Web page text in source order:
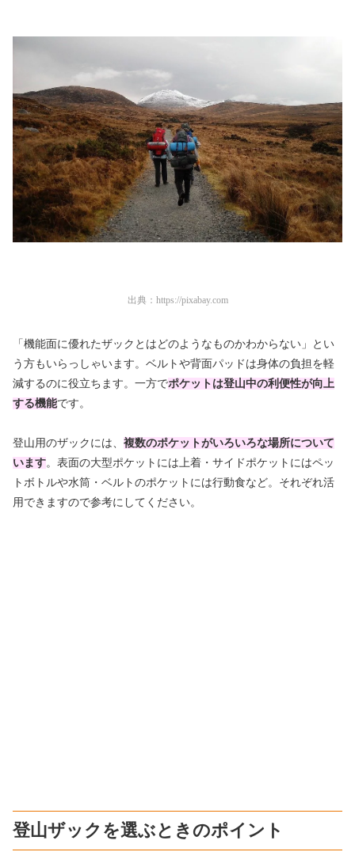
出典： https://pixabay.com
「機能面に優れたザックとはどのようなものかわからない」とい
う方もいらっしゃいます。ベルトや背面パッドは身体の負担を軽
減するのに役立ちます。一方でポケットは登山中の利便性が向上
する機能です。
登山用のザックには、 複数のポケットがいろいろな場所について
います。表面の大型ポケットには上着・サイドポケットにはペッ
トボトルや水筒・ベルトのポケットには行動食など。それぞれ活
用できますので参考にしてください。
登山ザックを選ぶときのポイント